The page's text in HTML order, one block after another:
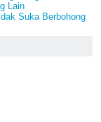
Lain
Suka Berbohong